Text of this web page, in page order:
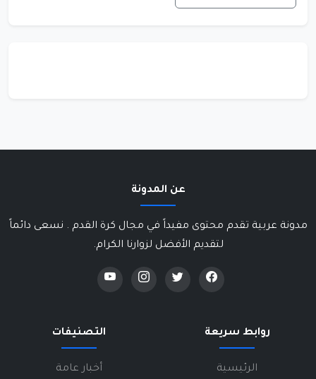
عن المدونة
مدونة عربية تقدم محتوى مفيداً في مجال كرة القدم . نسعى دائماً
لتقديم الأفضل لزوارنا الكرام.
روابط سريعة
الرئيسية
التصنيفات
أخبار عامة